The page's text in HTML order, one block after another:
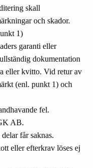
skall
och skador.
1)
garanti eller
dokumentation
eller kvitto. Vid retur av
(enl. punkt 1) och
fel.
AB.
får saknas.
eller efterkrav löses ej